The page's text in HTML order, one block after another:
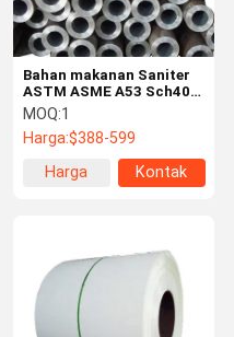
Bahan makanan Saniter
ASTM ASME A53 Sch40
14 Inch Seamless Steel
Pipe Tube
MOQ:1
Harga:$388-599
Harga
Kontak